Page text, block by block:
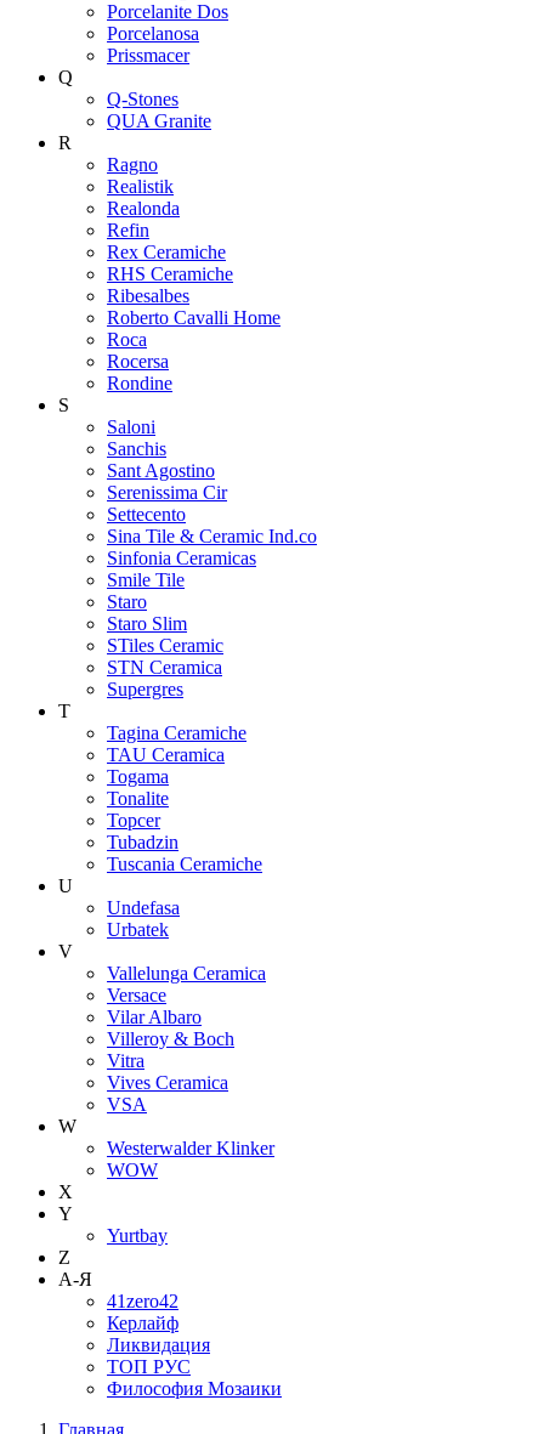
Porcelanite Dos
Porcelanosa
Prissmacer
Q
Q-Stones
QUA Granite
R
Ragno
Realistik
Realonda
Refin
Rex Ceramiche
RHS Ceramiche
Ribesalbes
Roberto Cavalli Home
Roca
Rocersa
Rondine
S
Saloni
Sanchis
Sant Agostino
Serenissima Cir
Settecento
Sina Tile & Ceramic Ind.co
Sinfonia Ceramicas
Smile Tile
Staro
Staro Slim
STiles Ceramic
STN Ceramica
Supergres
T
Tagina Ceramiche
TAU Ceramica
Togama
Tonalite
Topcer
Tubadzin
Tuscania Ceramiche
U
Undefasa
Urbatek
V
Vallelunga Ceramica
Versace
Vilar Albaro
Villeroy & Boch
Vitra
Vives Ceramica
VSA
W
Westerwalder Klinker
WOW
X
Y
Yurtbay
Z
А-Я
41zero42
Керлайф
Ликвидация
ТОП РУС
Философия Мозаики
Главная